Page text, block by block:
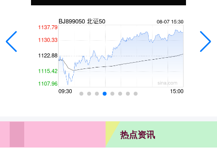
热点资讯